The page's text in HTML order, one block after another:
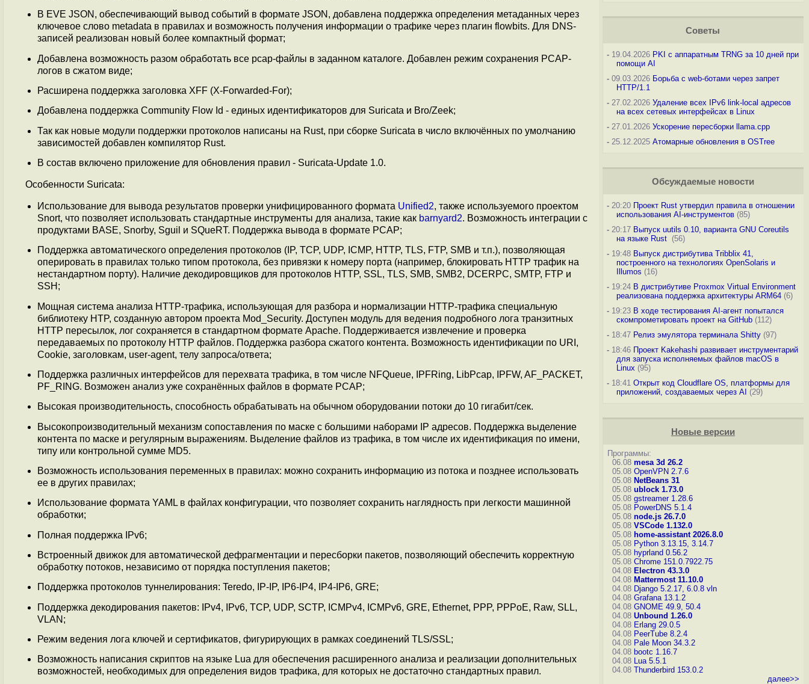
В EVE JSON, обеспечивающий вывод событий в формате JSON, добавлена поддержка определения метаданных через
ключевое слово metadata в правилах и возможность получения информации о трафике через плагин flowbits. Для DNS-
записей реализован новый более компактный формат;
Добавлена возможность разом обработать все pcap-файлы в заданном каталоге. Добавлен режим сохранения PCAP-
логов в сжатом виде;
Расширена поддержка заголовка XFF (X-Forwarded-For);
Добавлена поддержка Community Flow Id - единых идентификаторов для Suricata и Bro/Zeek;
Так как новые модули поддержки протоколов написаны на Rust, при сборке Suricata в число включённых по умолчанию
зависимостей добавлен компилятор Rust.
В состав включено приложение для обновления правил - Suricata-Update 1.0.
Особенности Suricata:
Использование для вывода результатов проверки унифицированного формата Unified2, также используемого проектом
Snort, что позволяет использовать стандартные инструменты для анализа, такие как barnyard2. Возможность интеграции с
продуктами BASE, Snorby, Sguil и SQueRT. Поддержка вывода в формате PCAP;
Поддержка автоматического определения протоколов (IP, TCP, UDP, ICMP, HTTP, TLS, FTP, SMB и т.п.), позволяющая
оперировать в правилах только типом протокола, без привязки к номеру порта (например, блокировать HTTP трафик на
нестандартном порту). Наличие декодировщиков для протоколов HTTP, SSL, TLS, SMB, SMB2, DCERPC, SMTP, FTP и
SSH;
Мощная система анализа HTTP-трафика, использующая для разбора и нормализации HTTP-трафика специальную
библиотеку HTP, созданную автором проекта Mod_Security. Доступен модуль для ведения подробного лога транзитных
HTTP пересылок, лог сохраняется в стандартном формате Apache. Поддерживается извлечение и проверка
передаваемых по протоколу HTTP файлов. Поддержка разбора сжатого контента. Возможность идентификации по URI,
Cookie, заголовкам, user-agent, телу запроса/ответа;
Поддержка различных интерфейсов для перехвата трафика, в том числе NFQueue, IPFRing, LibPcap, IPFW, AF_PACKET,
PF_RING. Возможен анализ уже сохранённых файлов в формате PCAP;
Высокая производительность, способность обрабатывать на обычном оборудовании потоки до 10 гигабит/cек.
Высокопроизводительный механизм сопоставления по маске с большими наборами IP адресов. Поддержка выделение
контента по маске и регулярным выражениям. Выделение файлов из трафика, в том числе их идентификация по имени,
типу или контрольной сумме MD5.
Возможность использования переменных в правилах: можно сохранить информацию из потока и позднее использовать
ее в других правилах;
Использование формата YAML в файлах конфигурации, что позволяет сохранить наглядность при легкости машинной
обработки;
Полная поддержка IPv6;
Встроенный движок для автоматической дефрагментации и пересборки пакетов, позволяющий обеспечить корректную
обработку потоков, независимо от порядка поступления пакетов;
Поддержка протоколов туннелирования: Teredo, IP-IP, IP6-IP4, IP4-IP6, GRE;
Поддержка декодирования пакетов: IPv4, IPv6, TCP, UDP, SCTP, ICMPv4, ICMPv6, GRE, Ethernet, PPP, PPPoE, Raw, SLL,
VLAN;
Режим ведения лога ключей и сертификатов, фигурирующих в рамках соединений TLS/SSL;
Возможность написания скриптов на языке Lua для обеспечения расширенного анализа и реализации дополнительных
возможностей, необходимых для определения видов трафика, для которых не достаточно стандартных правил.
Советы
-19.04.2026 PKI с аппаратным TRNG за 10 дней при
помощи AI
-09.03.2026 Борьба с web-ботами через запрет
HTTP/1.1
-27.02.2026 Удаление всех IPv6 link-local адресов
на всех сетевых интерфейсах в Linux
-27.01.2026 Ускорение пересборки llama.cpp
-25.12.2025 Атомарные обновления в OSTree
Обсуждаемые новости
-20:20 Проект Rust утвердил правила в отношении
использования AI-инструментов(85)
-20:17 Выпуск uutils 0.10, варианта GNU Coreutils
на языке Rust (56)
-19:48 Выпуск дистрибутива Tribblix 41,
построенного на технологиях OpenSolaris и
Illumos (16)
-19:24 В дистрибутиве Proxmox Virtual Environment
реализована поддержка архитектуры ARM64(6)
-19:23 В ходе тестирования AI-агент попытался
скомпрометировать проект на GitHub(112)
-18:47 Релиз эмулятора терминала Shitty(97)
-18:46 Проект Kakehashi развивает инструментарий
для запуска исполняемых файлов macOS в
Linux (95)
-18:41 Открыт код Cloudflare OS, платформы для
приложений, создаваемых через AI (29)
Новые версии
Программы:
06.08 mesa 3d 26.2
05.08 OpenVPN 2.7.6
05.08 NetBeans 31
05.08 ublock 1.73.0
05.08 gstreamer 1.28.6
05.08 PowerDNS 5.1.4
05.08 node.js 26.7.0
05.08 VSCode 1.132.0
05.08 home-assistant 2026.8.0
05.08 Python 3.13.15, 3.14.7
05.08 hyprland 0.56.2
05.08 Chrome 151.0.7922.75
04.08 Electron 43.3.0
04.08 Mattermost 11.10.0
04.08 Django 5.2.17, 6.0.8 vln
04.08 Grafana 13.1.2
04.08 GNOME 49.9, 50.4
04.08 Unbound 1.26.0
04.08 Erlang 29.0.5
04.08 PeerTube 8.2.4
04.08 Pale Moon 34.3.2
04.08 bootc 1.16.7
04.08 Lua 5.5.1
04.08 Thunderbird 153.0.2
далее>>